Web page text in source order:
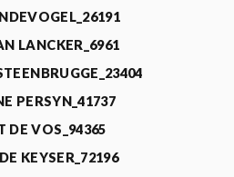
LANCKER_6961
PERSYN_41737
DE VOS_94365
KEYSER_72196